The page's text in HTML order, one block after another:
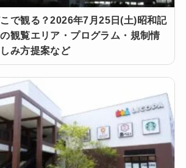
こで観る？2026年7月25日(土)昭和記
観覧エリア・プログラム・規制情
み方提案など